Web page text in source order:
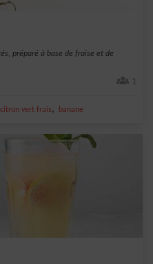
préparé à base de fraise et de
1
citron vert frais, banane